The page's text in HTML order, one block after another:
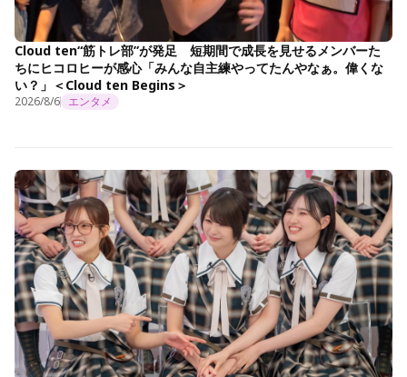
Cloud ten“筋トレ部”が発足 短期間で成長を見せるメンバーた
ちにヒコロヒーが感心「みんな自主練やってたんやなぁ。偉くな
い？」＜Cloud ten Begins＞
2026/8/6 エンタメ